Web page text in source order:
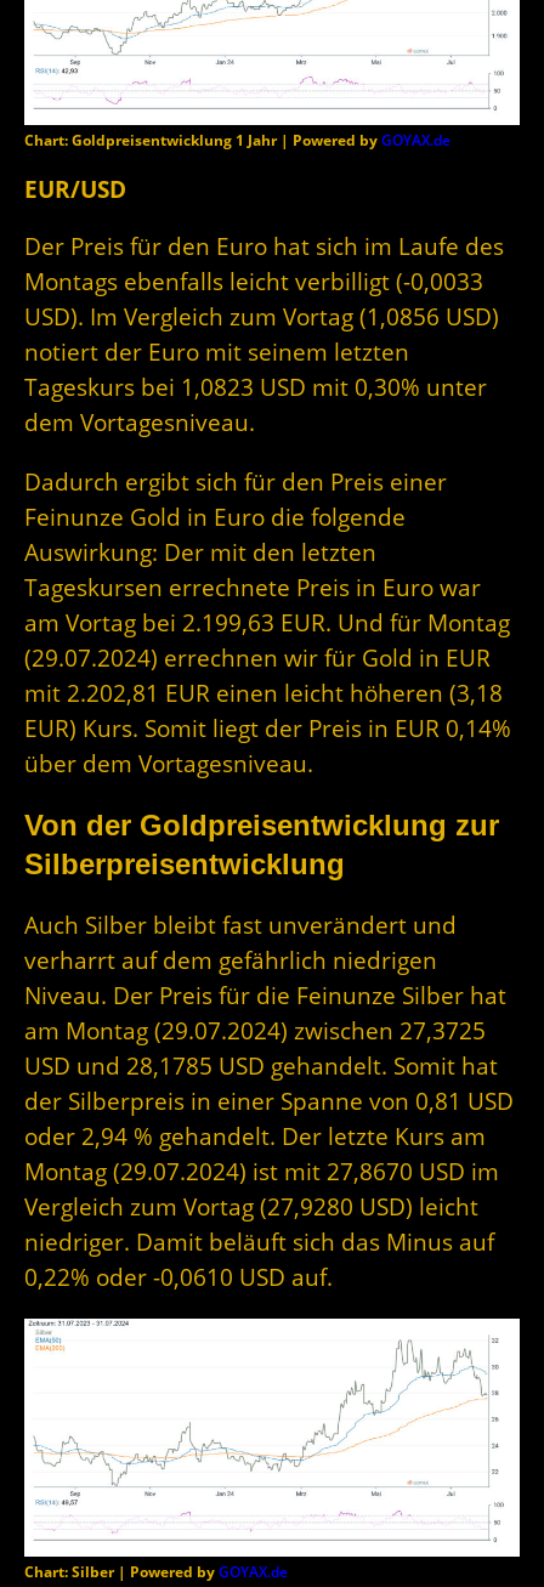
Chart: Goldpreisentwicklung 1 Jahr | Powered byGOYAX.de
EUR/USD
Der Preis für den Euro hat sich im Laufe des
Montags ebenfalls leicht verbilligt (-0,0033
USD). Im Vergleich zum Vortag (1,0856 USD)
notiert der Euro mit seinem letzten
Tageskurs bei 1,0823 USD mit 0,30% unter
dem Vortagesniveau.
Dadurch ergibt sich für den Preis einer
Feinunze Gold in Euro die folgende
Auswirkung: Der mit den letzten
Tageskursen errechnete Preis in Euro war
am Vortag bei 2.199,63 EUR. Und für Montag
(29.07.2024) errechnen wir für Gold in EUR
mit 2.202,81 EUR einen leicht höheren (3,18
EUR) Kurs. Somit liegt der Preis in EUR 0,14%
über dem Vortagesniveau.
Von der Goldpreisentwicklung zur
Silberpreisentwicklung
Auch Silber bleibt fast unverändert und
verharrt auf dem gefährlich niedrigen
Niveau. Der Preis für die Feinunze Silber hat
am Montag (29.07.2024) zwischen 27,3725
USD und 28,1785 USD gehandelt. Somit hat
der Silberpreis in einer Spanne von 0,81 USD
oder 2,94 % gehandelt. Der letzte Kurs am
Montag (29.07.2024) ist mit 27,8670 USD im
Vergleich zum Vortag (27,9280 USD) leicht
niedriger. Damit beläuft sich das Minus auf
0,22% oder -0,0610 USD auf.
Chart: Silber | Powered byGOYAX.de